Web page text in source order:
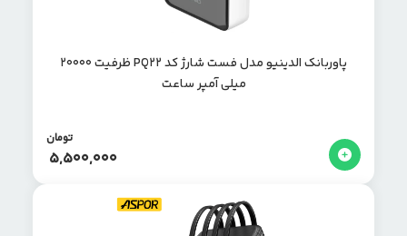
پاوربانک الدینیو مدل فست شارژ کد PQ22 ظرفیت 20000
میلی آمپر ساعت
5,500,000
تومان